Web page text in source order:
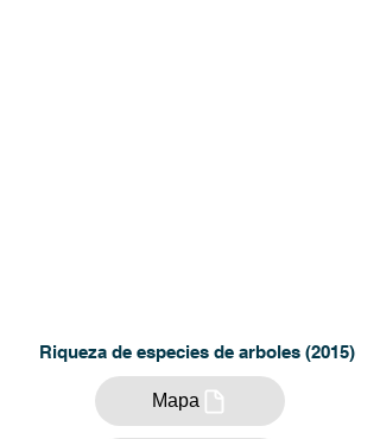
Riqueza de especies de arboles (2015)
Mapa